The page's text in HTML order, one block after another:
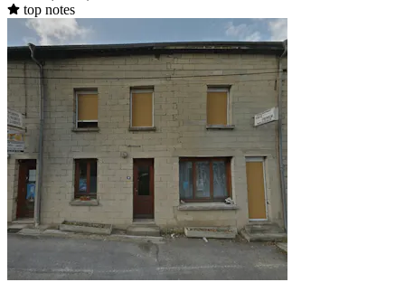
top notes